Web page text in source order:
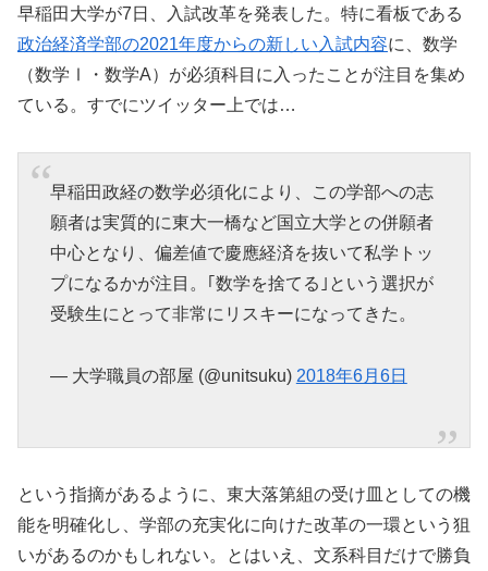
早稲田大学が7日、入試改革を発表した。特に看板である
政治経済学部の2021年度からの新しい入試内容に、数学
（数学Ⅰ・数学A）が必須科目に入ったことが注目を集め
ている。すでにツイッター上では…
早稲田政経の数学必須化により、この学部への志
願者は実質的に東大一橋など国立大学との併願者
中心となり、偏差値で慶應経済を抜いて私学トッ
プになるかが注目。｢数学を捨てる｣という選択が
受験生にとって非常にリスキーになってきた。
— 大学職員の部屋 (@unitsuku) 2018年6月6日
という指摘があるように、東大落第組の受け皿としての機
能を明確化し、学部の充実化に向けた改革の一環という狙
いがあるのかもしれない。とはいえ、文系科目だけで勝負